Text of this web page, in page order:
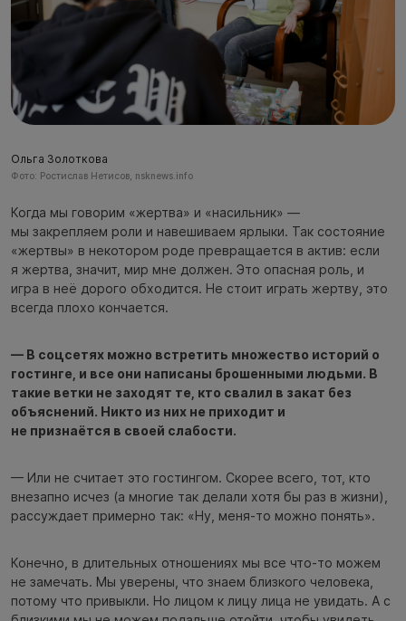
Ольга Золоткова
Фото: Ростислав Нетисов, nsknews.info
Когда мы говорим «жертва» и «насильник» —
мы закрепляем роли и навешиваем ярлыки. Так состояние
«жертвы» в некотором роде превращается в актив: если
я жертва, значит, мир мне должен. Это опасная роль, и
игра в неё дорого обходится. Не стоит играть жертву, это
всегда плохо кончается.
— В соцсетях можно встретить множество историй о
гостинге, и все они написаны брошенными людьми. В
такие ветки не заходят те, кто свалил в закат без
объяснений. Никто из них не приходит и
не признаётся в своей слабости.
— Или не считает это гостингом. Скорее всего, тот, кто
внезапно исчез (а многие так делали хотя бы раз в жизни),
рассуждает примерно так: «Ну, меня-то можно понять».
Конечно, в длительных отношениях мы все что-то можем
не замечать. Мы уверены, что знаем близкого человека,
потому что привыкли. Но лицом к лицу лица не увидать. А с